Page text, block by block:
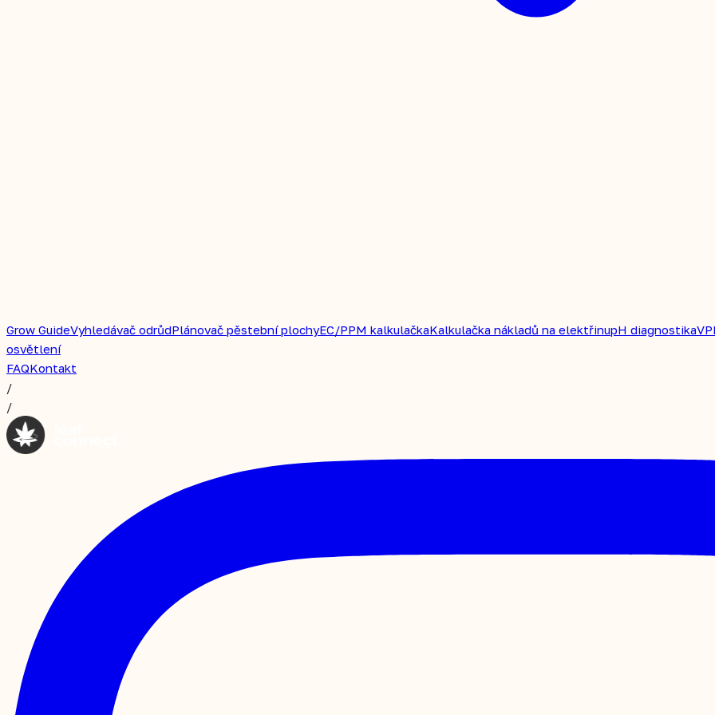
Grow GuideVyhledávač odrůdPlánovač pěstební plochyEC/PPM kalkulačkaKalkulačka nákladů na elektřinupH diagnostika
osvětlení
FAQKontakt
/
/